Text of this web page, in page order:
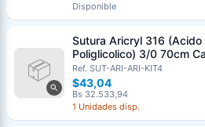
Disponible
Sutura Aricryl 316 (Acido
Poliglicolico) 3/0 70cm
Unds ARIZI Aguja de 1/2
Punta Conica 26mm
Ref. SUT-ARI-ARI-KIT4
$43,04
Bs 32.533,94
1 Unidades disp.